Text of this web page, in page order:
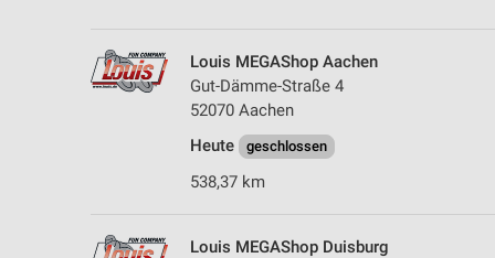
Louis MEGAShop Aachen
Gut-Dämme-Straße 4
52070 Aachen
Heute
geschlossen
538,37 km
Louis MEGAShop Duisburg
Analyse von Zielgruppen durch Statistiken oder Kombinationen
Quellen
Verwendung genauer Standortdaten